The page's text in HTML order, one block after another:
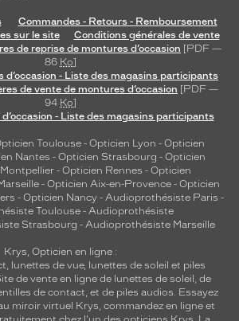
Commandes - Retours - Remboursement
sur le site
Conditions générales de vente
de reprise de montures d’occasion [PDF —
86 Ko]
d’occasion - Liste des magasins participants
de vente de montures d’occasion [PDF —
94 Ko]
- Liste des magasins participants
Toulouse- Opticien Lyon - Opticien
Nantes - Opticien Strasbourg - Opticien
- Opticien Rennes - Opticien
- Opticien Aix-en-Provence - Opticien
- Opticien Nancy - Audioprothésiste Paris -
Toulouse- Audioprothésiste
Strasbourg - Audioprothésiste Marseille
Krys, Opticien en ligne :
, lunettes de vue, lunettes de soleil et piles
de vente en ligne de lunettes de soleil, de
de contact, et de piles audios. Essayez
miroir virtuel Krys, commandez en ligne et